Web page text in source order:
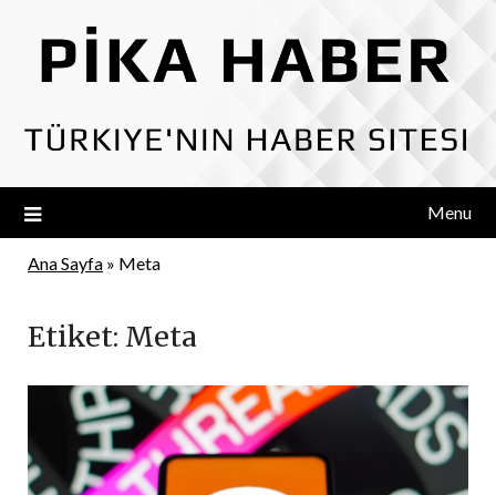
content
Menu
Ana Sayfa » Meta
Etiket: Meta